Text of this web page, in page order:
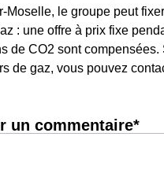
Moselle, le groupe peut
: une offre à prix fixe
de CO2 sont
de gaz, vous pouvez
un commentaire*